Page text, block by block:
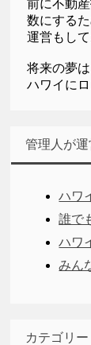
前に不動
数にする
運営もして
将来の夢
ハワイに
管理人が運
ハワ
誰で
ハワ
みん
カテゴリー